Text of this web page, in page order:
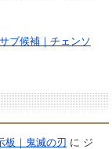
ブ候補｜チェンソ
板｜鬼滅の刃 に ジ